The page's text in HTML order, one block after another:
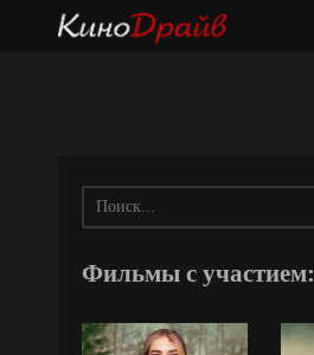
Фильмы с участием: